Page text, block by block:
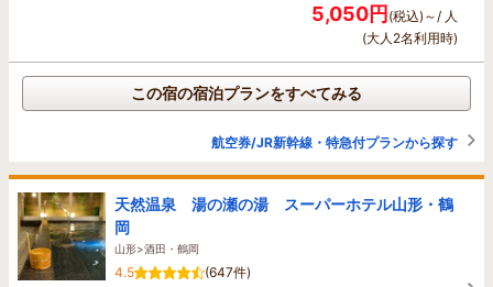
5,050円(税込)～/ 人
(大人2名利用時)
この宿の宿泊プランをすべてみる
航空券/JR新幹線・特急付プランから探す
天然温泉 湯の瀬の湯 スーパーホテル山形・鶴
岡
山形>酒田・鶴岡
4.5
(647件)